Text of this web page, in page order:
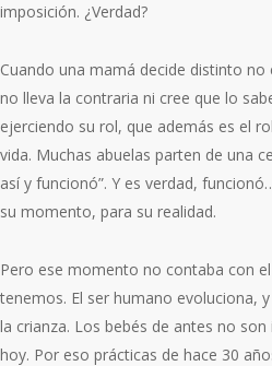
imposición. ¿Verdad?
Cuando una mamá decide distinto
no lleva la contraria ni cree que lo
ejerciendo su rol, que además es el
vida. Muchas abuelas parten de una
así y funcionó”. Y es verdad,
su momento, para su realidad.
Pero ese momento no contaba con
tenemos. El ser humano evoluciona,
la crianza. Los bebés de antes no son
hoy. Por eso prácticas de hace 30